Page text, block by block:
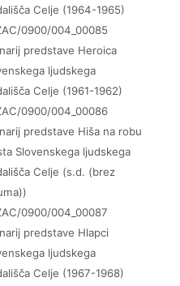
Celje (1964-1965)
0900/004_00085
predstave Heroica
ljudskega
Celje (1961-1962)
0900/004_00086
predstave Hiša na robu
Slovenskega ljudskega
Celje (s.d. (brez
0900/004_00087
predstave Hlapci
ljudskega
Celje (1967-1968)